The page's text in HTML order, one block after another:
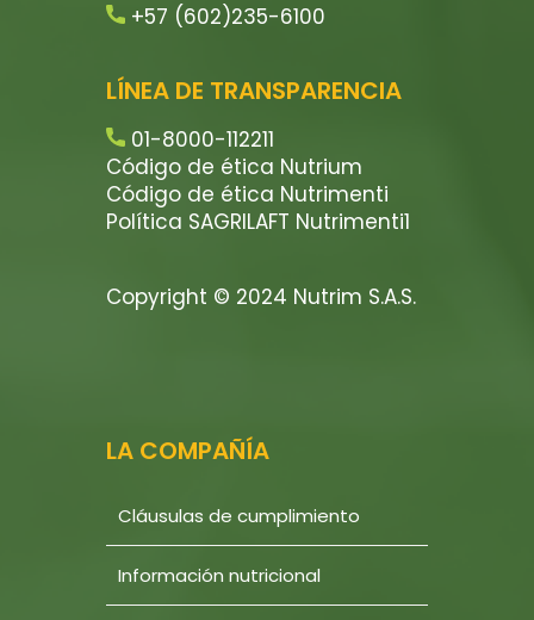
+57 (602)235-6100
LÍNEA DE TRANSPARENCIA
01-8000-112211
Código de ética Nutrium
Código de ética Nutrimenti
Política SAGRILAFT Nutrimenti1
Copyright © 2024 Nutrim S.A.S.
LA COMPAÑÍA
Cláusulas de cumplimiento
Información nutricional